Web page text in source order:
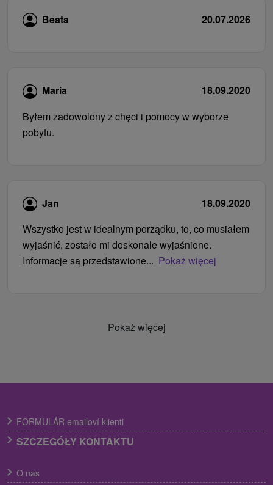
Beata 20.07.2026
Maria
18.09.2020
Byłem zadowolony z chęci i pomocy w wyborze
pobytu.
Jan
18.09.2020
Wszystko jest w idealnym porządku, to, co musiałem
wyjaśnić, zostało mi doskonale wyjaśnione.
Informacje są przedstawione... Pokaż więcej
Pokaż więcej
FORMULÁR emailoví klienti
SZCZEGÓŁY KONTAKTU
O nas